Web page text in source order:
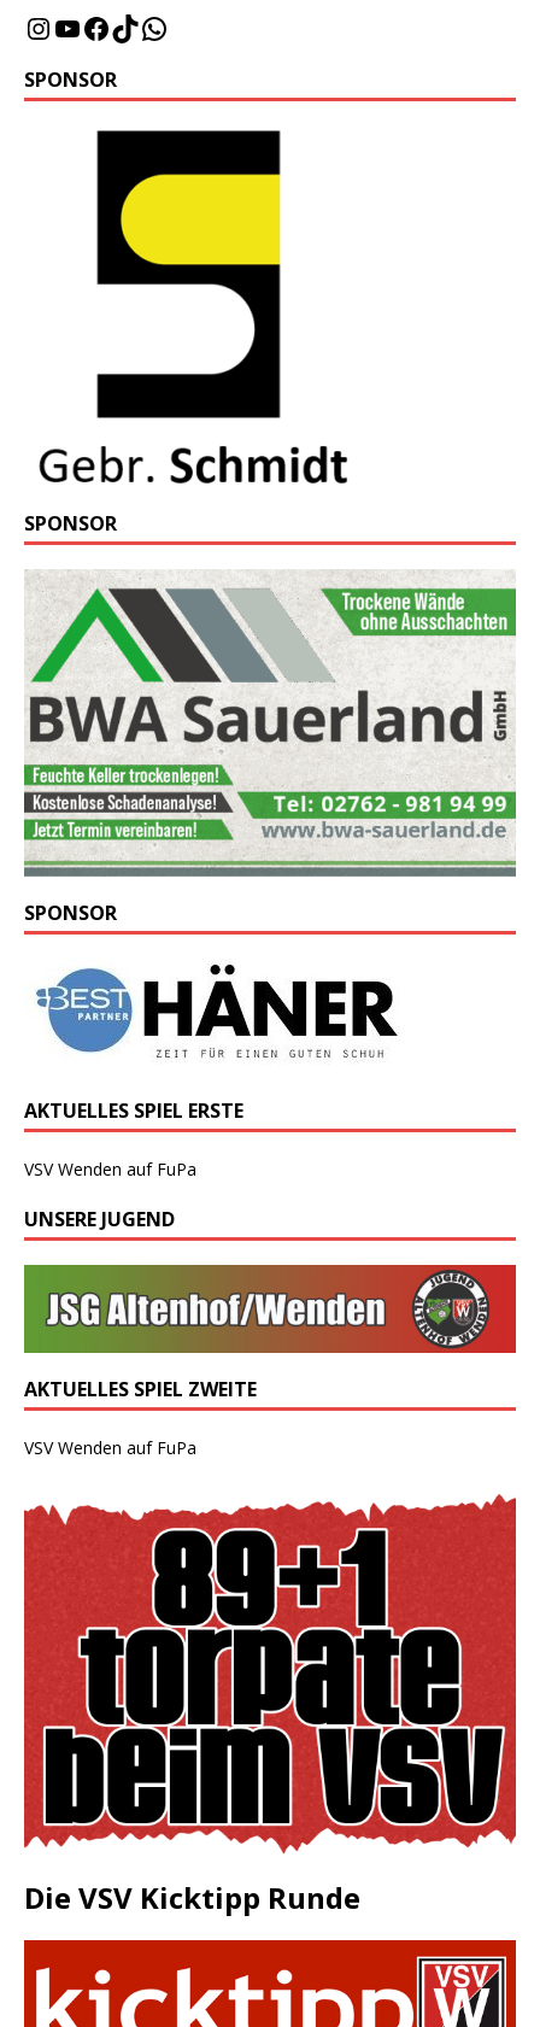
SPONSOR
SPONSOR
SPONSOR
AKTUELLES SPIEL ERSTE
VSV Wenden auf FuPa
UNSERE JUGEND
AKTUELLES SPIEL ZWEITE
VSV Wenden auf FuPa
Die VSV Kicktipp Runde